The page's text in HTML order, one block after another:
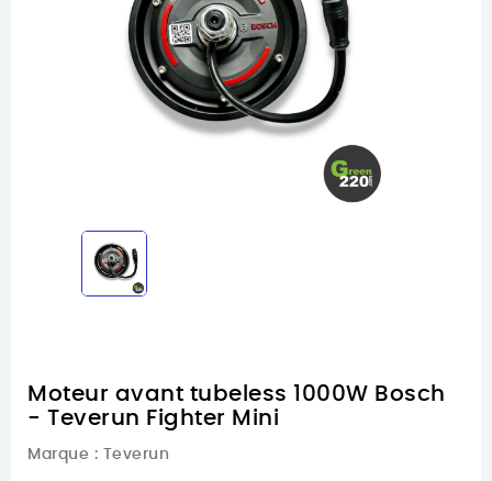
Moteur avant tubeless 1000W Bosch
- Teverun Fighter Mini
Marque : Teverun